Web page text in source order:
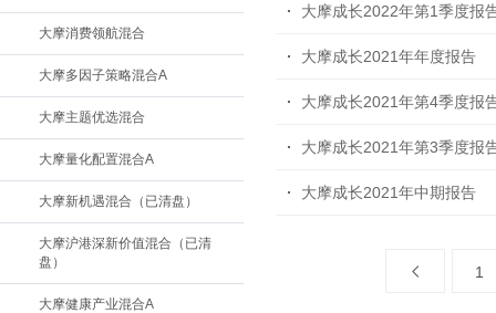
大摩消费领航混合
大摩多因子策略混合A
大摩主题优选混合
大摩量化配置混合A
大摩新机遇混合（已清盘）
大摩沪港深新价值混合（已清
盘）
大摩健康产业混合A
大摩成长2022年第1季度报
大摩成长2021年年度报告
大摩成长2021年第4季度报
大摩成长2021年第3季度报
大摩成长2021年中期报告
1